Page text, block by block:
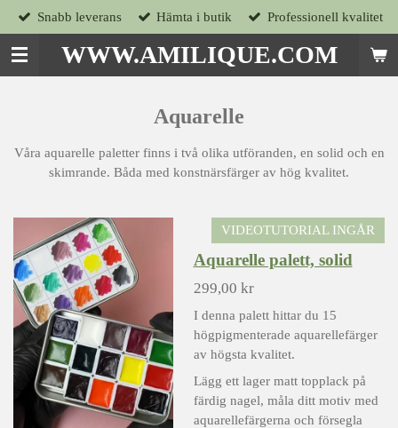
Hoppa
till
huvudinnehålletWWW.AMILIQUE.COM
Snabb leverans Hämta i butik Professionell kvalitet
Aquarelle
Våra aquarelle paletter finns i två olika utföranden, en solid och en
skimrande. Båda med konstnärsfärger av hög kvalitet.
VIDEOTUTORIAL INGÅR
Aquarelle palett, solid
299,00 kr
I denna palett hittar du 15
högpigmenterade aquarellefärger
av högsta kvalitet.
Lägg ett lager matt topplack på
färdig nagel, måla ditt motiv med
aquarellefärgerna och försegla